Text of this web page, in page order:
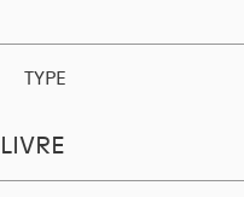
TYPE
LIVRE